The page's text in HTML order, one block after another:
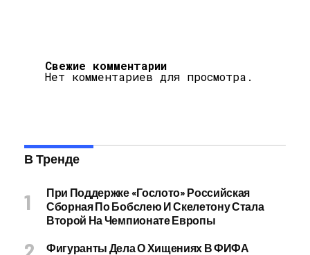
Свежие комментарии
Нет комментариев для просмотра.
В Тренде
При Поддержке «Гослото» Российская
Сборная По Бобслею И Скелетону Стала
Второй На Чемпионате Европы
Фигуранты Дела О Хищениях В ФИФА